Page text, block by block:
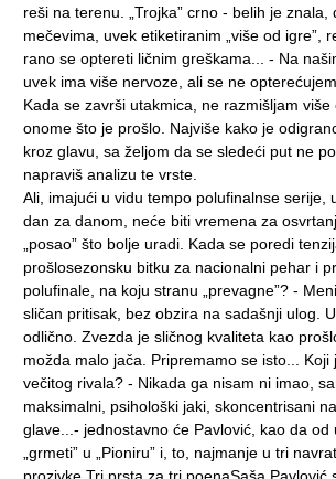
reši na terenu. „Trojka” crno - belih je znala,
mečevima, uvek etiketiranim „više od igre”,
rano se optereti ličnim greškama... - Na
uvek ima više nervoze, ali se ne
Kada se završi utakmica, ne razmišljam
onome što je prošlo. Najviše kako je
kroz glavu, sa željom da se sledeći put ne
napraviš analizu te vrste.
Ali, imajući u vidu tempo polufinalnse serije,
dan za danom, neće biti vremena za
„posao” što bolje uradi. Kada se poredi
prošlosezonsku bitku za nacionalni pehar i
polufinale, na koju stranu „prevagne”? -
sličan pritisak, bez obzira na sadašnji ulog.
odlično. Zvezda je sličnog kvaliteta kao
možda malo jača. Pripremamo se isto... Koji
večitog rivala? - Nikada ga nisam ni imao,
maksimalni, psihološki jaki, skoncentrisani
glave...- jednostavno će Pavlović, kao da od
„grmeti” u „Pioniru” i, to, najmanje u tri